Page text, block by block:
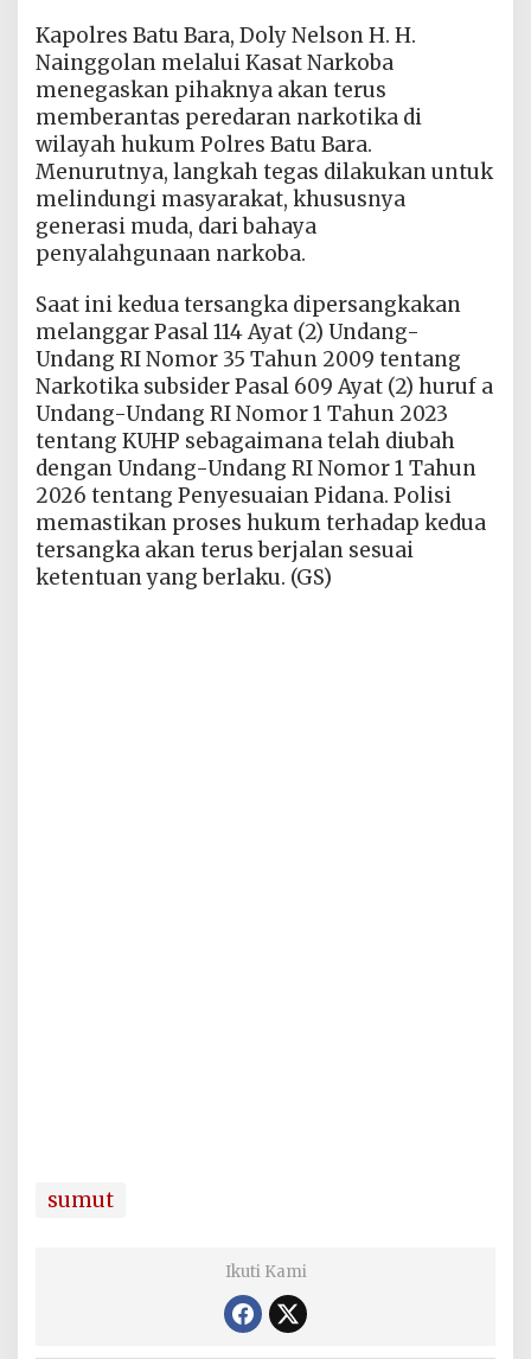
Kapolres Batu Bara, Doly Nelson H. H.
Nainggolan melalui Kasat Narkoba
menegaskan pihaknya akan terus
memberantas peredaran narkotika di
wilayah hukum Polres Batu Bara.
Menurutnya, langkah tegas dilakukan untuk
melindungi masyarakat, khususnya
generasi muda, dari bahaya
penyalahgunaan narkoba.
Saat ini kedua tersangka dipersangkakan
melanggar Pasal 114 Ayat (2) Undang-
Undang RI Nomor 35 Tahun 2009 tentang
Narkotika subsider Pasal 609 Ayat (2) huruf a
Undang-Undang RI Nomor 1 Tahun 2023
tentang KUHP sebagaimana telah diubah
dengan Undang-Undang RI Nomor 1 Tahun
2026 tentang Penyesuaian Pidana. Polisi
memastikan proses hukum terhadap kedua
tersangka akan terus berjalan sesuai
ketentuan yang berlaku. (GS)
sumut
Ikuti Kami